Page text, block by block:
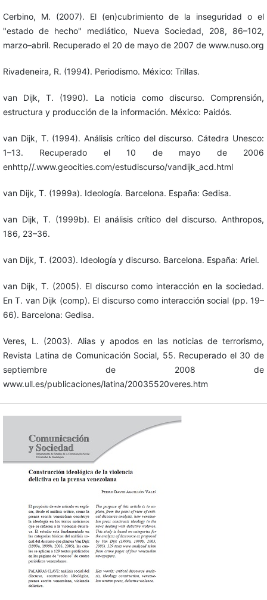
Cerbino, M. (2007). El (en)cubrimiento de la inseguridad o el
"estado de hecho" mediático, Nueva Sociedad, 208, 86–102,
marzo–abril. Recuperado el 20 de mayo de 2007 de www.nuso.org
Rivadeneira, R. (1994). Periodismo. México: Trillas.
van Dijk, T. (1990). La noticia como discurso. Comprensión,
estructura y producción de la información. México: Paidós.
van Dijk, T. (1994). Análisis crítico del discurso. Cátedra Unesco:
1–13. Recuperado el 10 de mayo de 2006
enhttp//.www.geocities.com/estudiscurso/vandijk_acd.html
van Dijk, T. (1999a). Ideología. Barcelona. España: Gedisa.
van Dijk, T. (1999b). El análisis crítico del discurso. Anthropos,
186, 23–36.
van Dijk, T. (2003). Ideología y discurso. Barcelona. España: Ariel.
van Dijk, T. (2005). El discurso como interacción en la sociedad.
En T. van Dijk (comp). El discurso como interacción social (pp. 19–
66). Barcelona: Gedisa.
Veres, L. (2003). Alias y apodos en las noticias de terrorismo,
Revista Latina de Comunicación Social, 55. Recuperado el 30 de
septiembre de 2008 de
www.ull.es/publicaciones/latina/20035520veres.htm